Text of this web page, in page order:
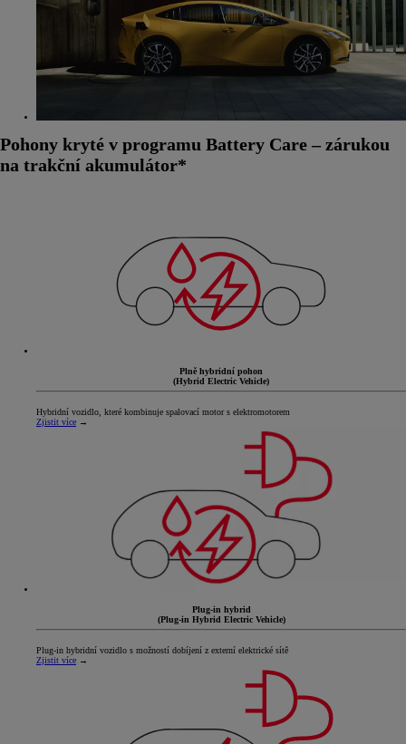
Pohony kryté v programu Battery Care – zárukou
na trakční akumulátor*
Plně hybridní pohon
(Hybrid Electric Vehicle)
Hybridní vozidlo, které kombinuje spalovací motor s elektromotorem
Zjistit více →
Plug-in hybrid
(Plug-in Hybrid Electric Vehicle)
Plug-in hybridní vozidlo s možností dobíjení z externí elektrické sítě
Zjistit více →